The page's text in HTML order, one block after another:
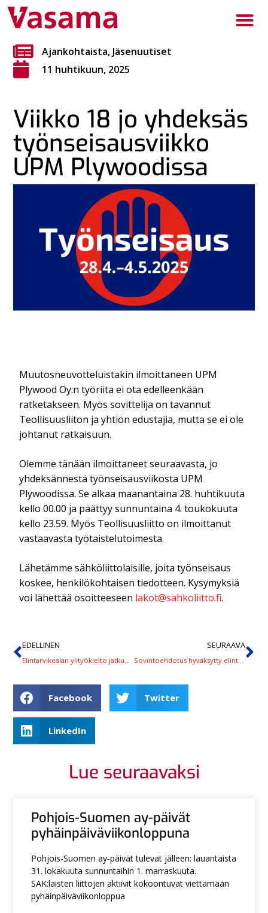
Ajankohtaista, Jäsenuutiset
11 huhtikuun, 2025
Viikko 18 jo yhdeksäs
työnseisausviikko
UPM Plywoodissa
Muutosneuvotteluistakin ilmoittaneen UPM
Plywood Oy:n työriita ei ota edelleenkään
ratketakseen. Myös sovittelija on tavannut
Teollisuusliiton ja yhtiön edustajia, mutta se ei ole
johtanut ratkaisuun.
Olemme tänään ilmoittaneet seuraavasta, jo
yhdeksännestä työnseisausviikosta UPM
Plywoodissa. Se alkaa maanantaina 28. huhtikuuta
kello 00.00 ja päättyy sunnuntaina 4. toukokuuta
kello 23.59. Myös Teollisuusliitto on ilmoittanut
vastaavasta työtaistelutoimesta.
Lähetämme sähköliittolaisille, joita työnseisaus
koskee, henkilökohtaisen tiedotteen. Kysymyksiä
voi lähettää osoitteeseen lakot@sahkoliitto.fi.
EDELLINEN SEURAAVA
Sovintoehdotus hyväksytty elintarvikealalle, työnseisaus leipomoissa peruuntuu, samoin muut työtaistelutoimet
Facebook Twitter
LinkedIn
Lue seuraavaksi
Pohjois-Suomen ay-päivät
pyhäinpäiväviikonloppuna
Pohjois-Suomen ay-päivät tulevat jälleen: lauantaista
31. lokakuuta sunnuntaihin 1. marraskuuta.
SAK:laisten liittojen aktiivit kokoontuvat viettämään
pyhäinpäiväviikonloppua